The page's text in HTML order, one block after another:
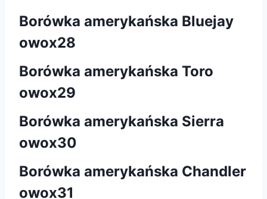
Borówka amerykańska Bluejay
owox28
Borówka amerykańska Toro
owox29
Borówka amerykańska Sierra
owox30
Borówka amerykańska Chandler
owox31